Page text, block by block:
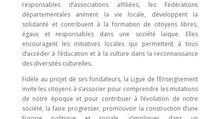
responsables d’associations affiliées, les Fédérations
départementales animent la vie locale, développent la
solidarité et contribuent à la formation de citoyens libres,
égaux et responsables dans une société laïque. Elles
encouragent les initiatives locales qui permettent à tous
d’accéder à l’éducation et à la culture dans la reconnaissance
des diversités culturelles.
Fidèle au projet de ses fondateurs, la Ligue de l’Enseignement
invite les citoyens à s’associer pour comprendre les mutations
de notre époque et pour contribuer à l’évolution de notre
société, la faire progresser, promouvoir la construction d’une